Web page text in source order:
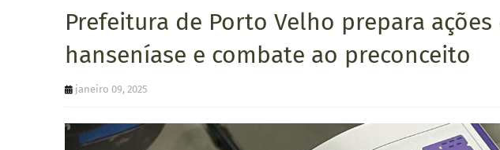
Prefeitura de Porto Velho prepara
hanseníase e combate ao preconceito
janeiro 09, 2025